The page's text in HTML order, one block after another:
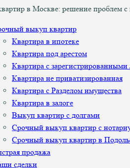
в Москве: решение проблем с
выкуп квартир
Квартира в ипотеке
Квартира под арестом
Квартира с
Квартира не приватизированная
Квартира с Разделом имущества
Квартира в залоге
Выкуп квартир с долгами
Срочный выкуп квартир с
Срочный выкуп квартир в
продажа
сделки